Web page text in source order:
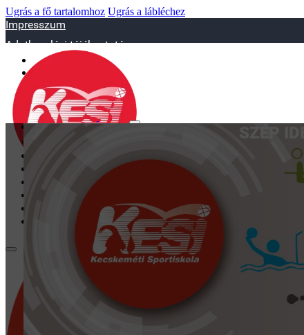
Ugrás a fő tartalomhoz Ugrás a lábléchez
Impresszum
Adatkezelési tájékoztató
sportiskola@juniorsportkft.hu
SZAKOSZTÁLYOK
KAPCSOLAT
SZÉP